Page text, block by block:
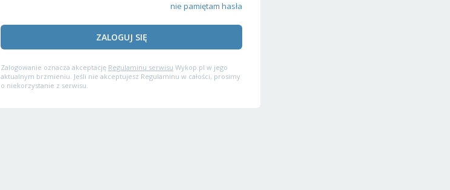
nie pamiętam hasła
ZALOGUJ SIĘ
Zalogowanie oznacza akceptację Regulaminu serwisu Wykop.pl w jego
aktualnym brzmieniu. Jeśli nie akceptujesz Regulaminu w całości, prosimy
o niekorzystanie z serwisu.